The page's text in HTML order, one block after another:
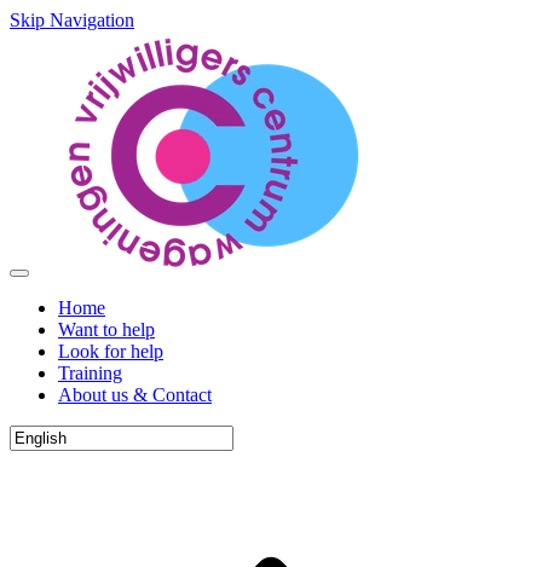
Skip Navigation
Home
Want to help
Look for help
Training
About us & Contact